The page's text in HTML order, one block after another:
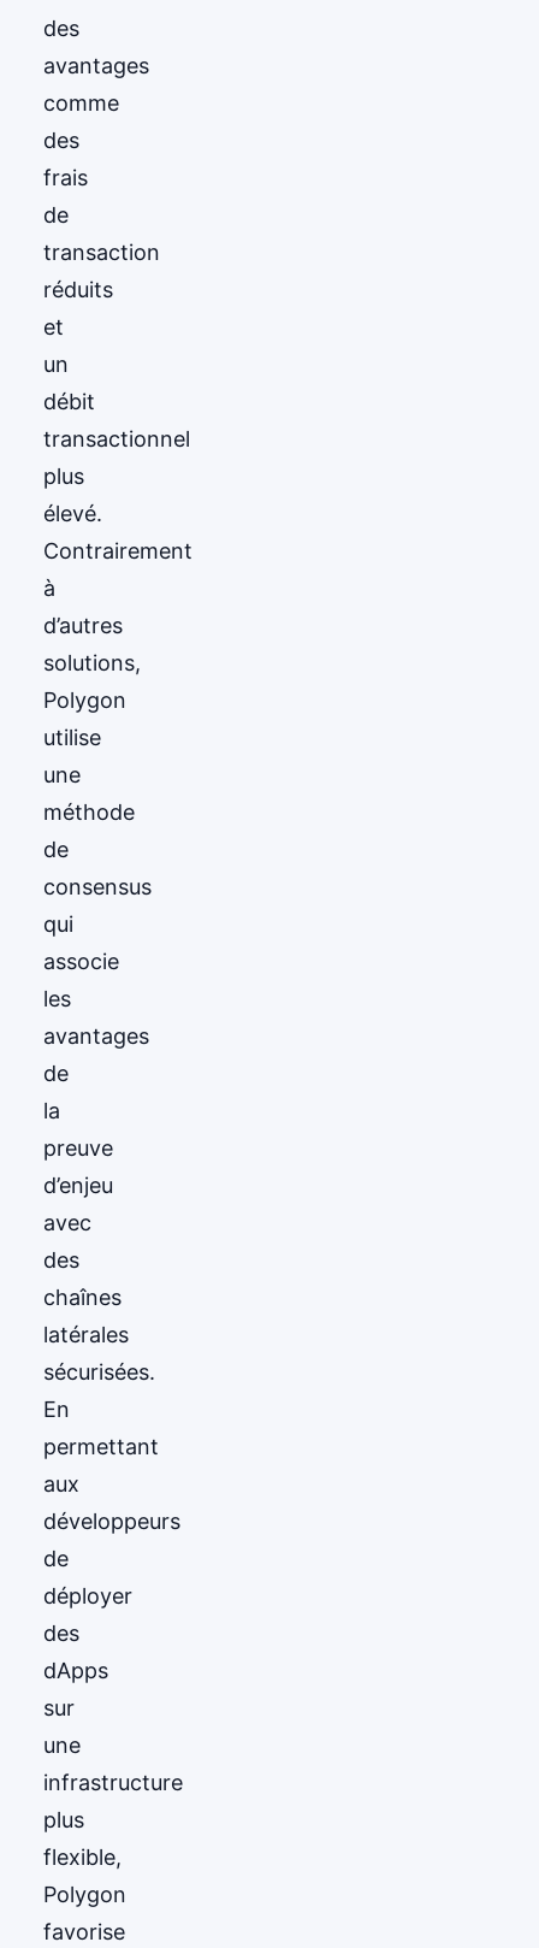
des
avantages
comme
des
frais
de
transaction
réduits
et
un
débit
transactionnel
plus
élevé.
Contrairement
à
d’autres
solutions,
Polygon
utilise
une
méthode
de
consensus
qui
associe
les
avantages
de
la
preuve
d’enjeu
avec
des
chaînes
latérales
sécurisées.
En
permettant
aux
développeurs
de
déployer
des
dApps
sur
une
infrastructure
plus
flexible,
Polygon
favorise